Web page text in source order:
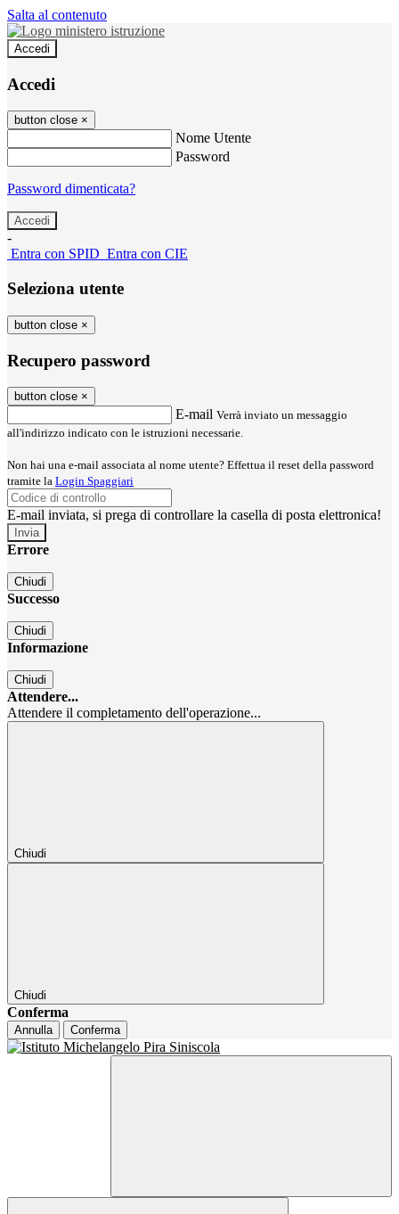
Salta al contenuto
Accedi
Accedi
button close ×
Nome Utente
Password
Password dimenticata?
-
Entra con SPID Entra con CIE
Seleziona utente
button close ×
Recupero password
button close ×
E-mail Verrà inviato un messaggio
all'indirizzo indicato con le istruzioni necessarie.
Non hai una e-mail associata al nome utente? Effettua il reset della password
tramite la Login Spaggiari
E-mail inviata, si prega di controllare la casella di posta elettronica!
Errore
Chiudi
Successo
Chiudi
Informazione
Chiudi
Attendere...
Attendere il completamento dell'operazione...
Chiudi
Chiudi
Conferma
Annulla Conferma